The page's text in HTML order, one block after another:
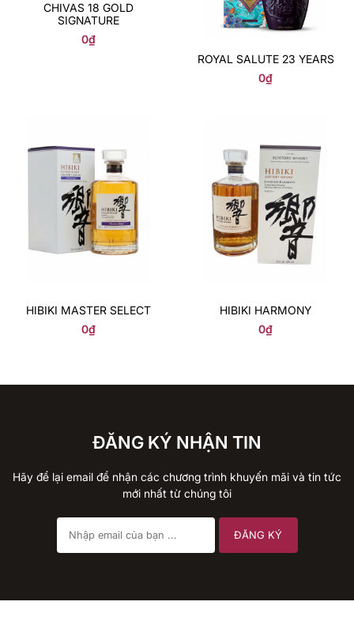
CHIVAS 18 GOLD
SIGNATURE
0₫
ROYAL SALUTE 23 YEARS
0₫
HIBIKI MASTER SELECT
0₫
HIBIKI HARMONY
0₫
ĐĂNG KÝ NHẬN TIN
Hãy để lại email để nhận các chương trình khuyến mãi và tin tức
mới nhất từ chúng tôi